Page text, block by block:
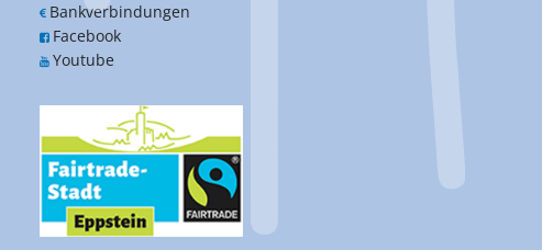
Bankverbindungen
Facebook
Youtube